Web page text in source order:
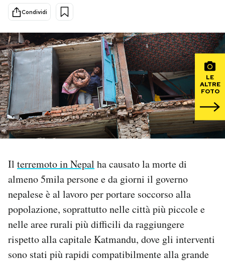
Economia
PODCAST
NEWSLETTER
I MIEI PREFERITI
SHOP
CALENDARIO
Area Personale
Condividi
LE
ALTRE
FOTO
Il terremoto in Nepal ha causato la morte di
almeno 5mila persone e da giorni il governo
nepalese è al lavoro per portare soccorso alla
popolazione, soprattutto nelle città più piccole e
nelle aree rurali più difficili da raggiungere
rispetto alla capitale Katmandu, dove gli interventi
sono stati più rapidi compatibilmente alla grande